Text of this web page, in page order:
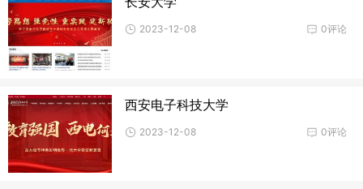
0评论
2023-12-08
西安电子科技大学
0评论
2023-12-08